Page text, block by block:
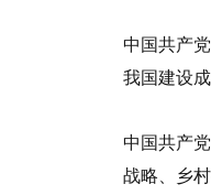
中国共产
我国建设
中国共产
战略、乡